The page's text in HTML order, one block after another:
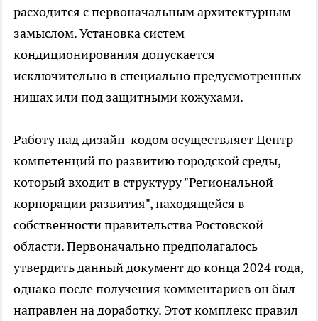
расходится с первоначальным архитектурным
замыслом. Установка систем
кондиционирования допускается
исключительно в специально предусмотренных
нишах или под защитными кожухами.
Работу над дизайн-кодом осуществляет Центр
компетенций по развитию городской среды,
который входит в структуру "Региональной
корпорации развития", находящейся в
собственности правительства Ростовской
области. Первоначально предполагалось
утвердить данный документ до конца 2024 года,
однако после получения комментариев он был
направлен на доработку. Этот комплекс правил